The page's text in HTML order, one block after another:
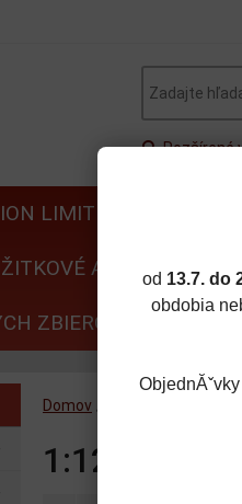
Rozšírené
LIMITED
AUTÁ
ZBIEROK
Domov
1:12
od 13.7. do
obdobia